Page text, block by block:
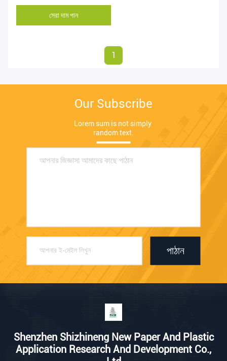
সেরা দাম পান
1
Our Subscribe
Lorem sum is not simply
random text.
পাঠান
Shenzhen Shizhineng New Paper And Plastic
Application Research And Development Co.,